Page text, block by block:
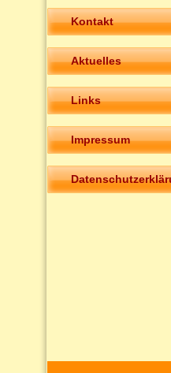
Kontakt
Aktuelles
Links
Impressum